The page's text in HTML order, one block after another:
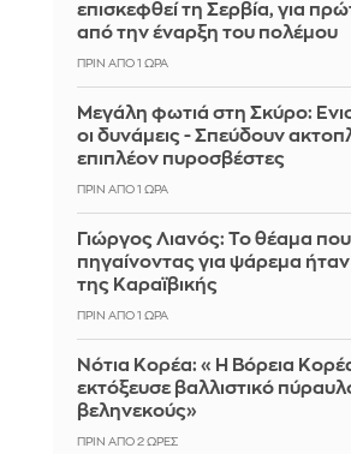
επισκεφθεί τη Σερβία, για
από την έναρξη του πολέμου
ΠΡΙΝ ΑΠΌ 1 ΏΡΑ
Μεγάλη φωτιά στη Σκύρο:
οι δυνάμεις - Σπεύδουν
επιπλέον πυροσβέστες
ΠΡΙΝ ΑΠΌ 1 ΏΡΑ
Γιώργος Λιανός: Το θέαμα που
πηγαίνοντας για ψάρεμα ήταν
της Καραϊβικής
ΠΡΙΝ ΑΠΌ 1 ΏΡΑ
Νότια Κορέα: «Η Βόρεια
εκτόξευσε βαλλιστικό
βεληνεκούς»
ΠΡΙΝ ΑΠΌ 2 ΏΡΕΣ